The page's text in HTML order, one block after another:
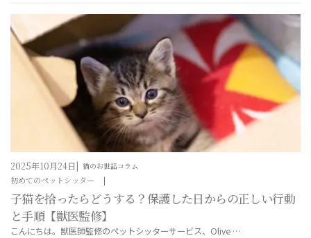
猫のお世話コラム
2025年10月24日
初めてのペットシッター
子猫を拾ったらどうする？保護した日からの正しい行動
と手順【獣医監修】
こんにちは。獣医師監修のペットシッターサービス、Olive …